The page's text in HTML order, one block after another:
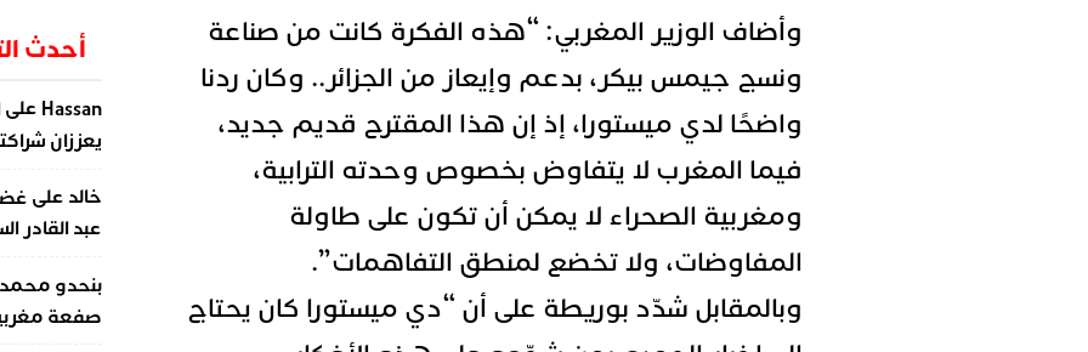
وأضاف الوزير المغربي: “هذه الفكرة كانت من صناعة
ونسج جيمس بيكر، بدعم وإيعاز من الجزائر.. وكان ردنا
واضحًا لدي ميستورا، إذ إن هذا المقترح قديم جديد،
فيما المغرب لا يتفاوض بخصوص وحدته الترابية،
ومغربية الصحراء لا يمكن أن تكون على طاولة
المفاوضات، ولا تخضع لمنطق التفاهمات”.
وبالمقابل شدّد بوريطة على أن “دي ميستورا كان يحتاج
أحدث
Hassan على
يعززان
خالد على
عبد القادر
بنحدو محمد
صفعة